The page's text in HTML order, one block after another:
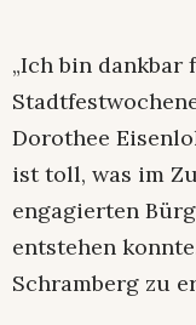
„Ich bin
Dorothee
ist toll, was im
engagierten
entstehen
Schramberg zu